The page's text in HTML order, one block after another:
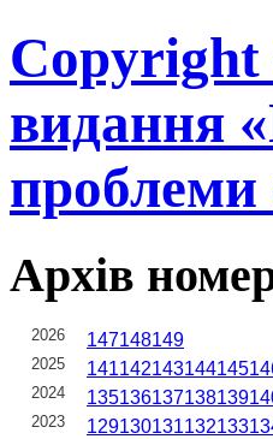
Copyright
видання
проблеми
Архів
2026 147148149
2025 141142143144145
2024 135136137138139
2023 129130131132133